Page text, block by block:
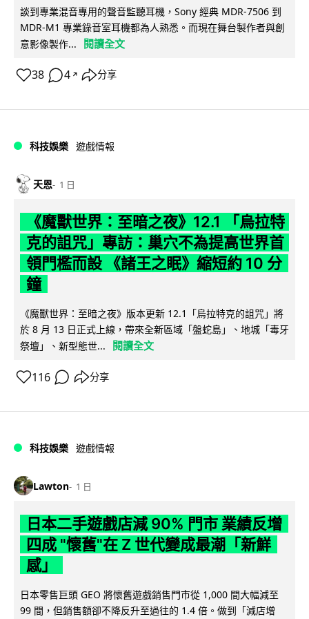
談到專業混音專用的聲音監聽耳機，Sony 經典 MDR-7506 到
MDR-M1 專業錄音室耳機都為人熟悉。而現在舞台製作者與創
意影像製作...
閱讀全文
38 4 ↗ 分享
科技娛樂 遊戲情報
天恩 1 日
《魔獸世界：至暗之夜》12.1 「烏拉特
克的詛咒」專訪：巢穴不為提高世界首
領門檻而設 《諸王之眠》縮短約 10 分
鐘
《魔獸世界：至暗之夜》版本更新 12.1「烏拉特克的詛咒」將
於 8 月 13 日正式上線，帶來全新區域「盤蛇島」、地城「毒牙
祭壇」、新型態世...
閱讀全文
116 分享
科技娛樂 遊戲情報
Lawton 1 日
日本二手遊戲店減 90% 門市 業績反增
四成 "懷舊"在 Z 世代變成最潮「新鮮
感」
日本零售巨頭 GEO 將懷舊遊戲銷售門市從 1,000 間大幅減至
99 間，但銷售額卻不降反升至過往的 1.4 倍。做到「減店增